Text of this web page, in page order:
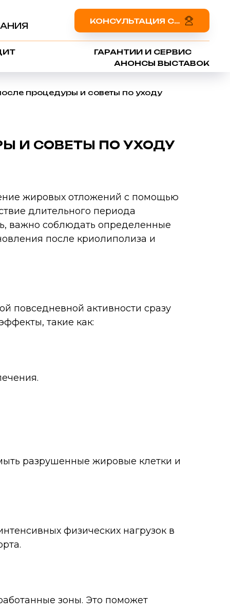
КОНСУЛЬТАЦИЯ СПЕЦИАЛИСТА
ГАРАНТИИ И СЕРВИС
АНОНСЫ ВЫСТАВОК
процедуры и советы по уходу
И СОВЕТЫ ПО УХОДУ
жировых отложений с помощью
длительного периода
важно соблюдать определенные
после криолиполиза и
повседневной активности сразу
такие как:
разрушенные жировые клетки и
физических нагрузок в
зоны. Это поможет